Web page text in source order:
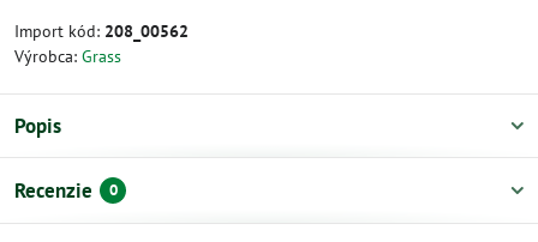
Import kód: 208_00562
Výrobca: Grass
Popis
Recenzie 0